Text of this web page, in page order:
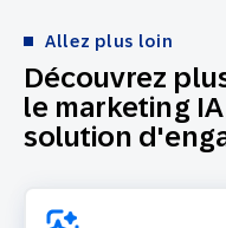
Découvrez
le marketing
solution
Allez plus loin